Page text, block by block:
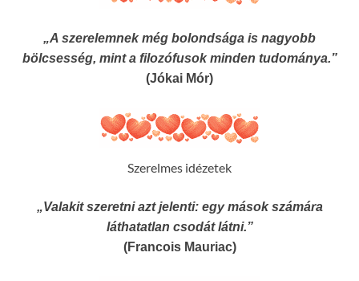
„A szerelemnek még bolondsága is nagyobb
bölcsesség, mint a filozófusok minden tudománya.”
(Jókai Mór)
Szerelmes idézetek
„Valakit szeretni azt jelenti: egy mások számára
láthatatlan csodát látni.”
(Francois Mauriac)